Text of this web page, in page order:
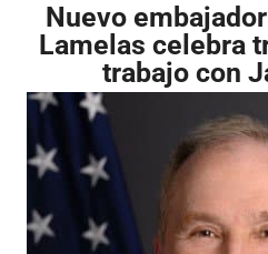
Nuevo
Lamelas celebra
trabajo con